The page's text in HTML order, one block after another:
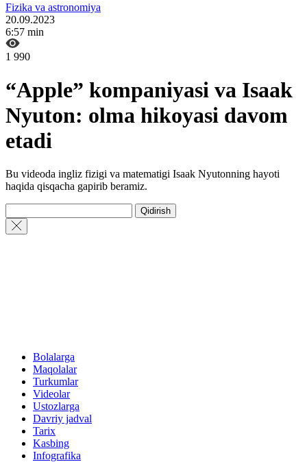
Fizika va astronomiya
20.09.2023
6:57 min
1 990
“Apple” kompaniyasi va Isaak
Nyuton: olma hikoyasi davom
etadi
Bu videoda ingliz fizigi va matematigi Isaak Nyutonning hayoti
haqida qisqacha gapirib beramiz.
Qidirish
Bolalarga
Maqolalar
Turkumlar
Videolar
Ustozlarga
Davriy jadval
Tarix
Kasbing
Infografika